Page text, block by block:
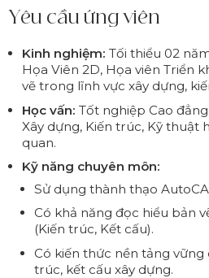
Yêu cầu ứng viên
Kinh nghiệm: Tối thiểu 02
Họa Viên 2D, Họa viên Triển
vẽ trong lĩnh vực xây dựng,
Học vấn: Tốt nghiệp Cao
Xây dựng, Kiến trúc, Kỹ thuật
quan.
Kỹ năng chuyên môn:
Sử dụng thành thạo
Có khả năng đọc hiểu bản
(Kiến trúc, Kết cấu).
Có kiến thức nền tảng vững
trúc, kết cấu xây dựng.